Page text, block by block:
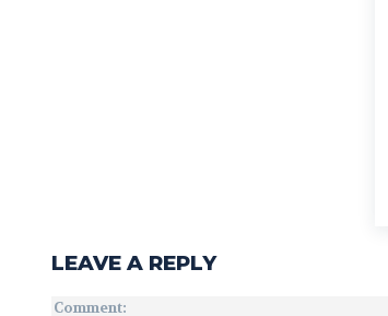
LEAVE A REPLY